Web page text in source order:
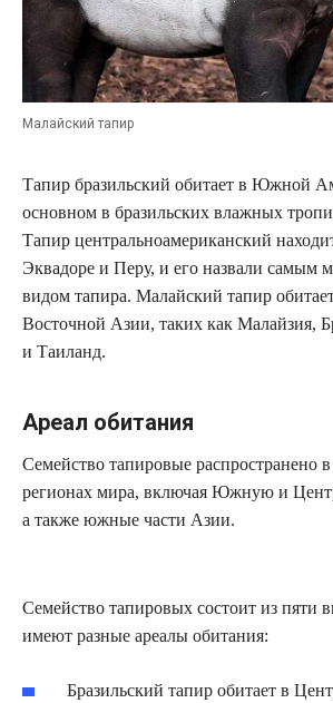
Малайский тапир
Тапир бразильский обитает в Южной
основном в бразильских влажных
Тапир центральноамериканский
Эквадоре и Перу, и его назвали самым
видом тапира. Малайский тапир
Восточной Азии, таких как Малайзия,
и Таиланд.
Ареал обитания
Семейство тапировые распространено
регионах мира, включая Южную и
а также южные части Азии.
Семейство тапировых состоит из пяти
имеют разные ареалы обитания:
Бразильский тапир обитает в